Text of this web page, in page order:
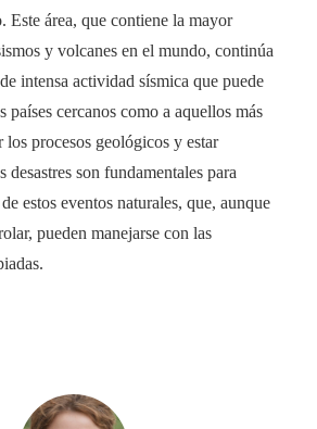
Este área, que contiene la mayor
y volcanes en el mundo, continúa
intensa actividad sísmica que puede
países cercanos como a aquellos más
los procesos geológicos y estar
desastres son fundamentales para
estos eventos naturales, que, aunque
pueden manejarse con las